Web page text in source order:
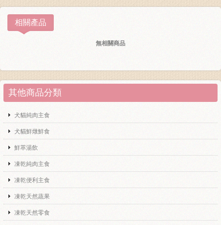
相關產品
無相關商品
其他商品分類
犬貓純肉主食
犬貓鮮燉鮮食
鮮萃湯飲
凍乾純肉主食
凍乾便利主食
凍乾天然蔬果
凍乾天然零食